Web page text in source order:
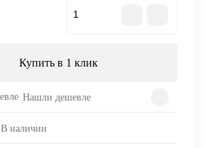
Купить в 1 клик
Нашли дешевле
В наличии